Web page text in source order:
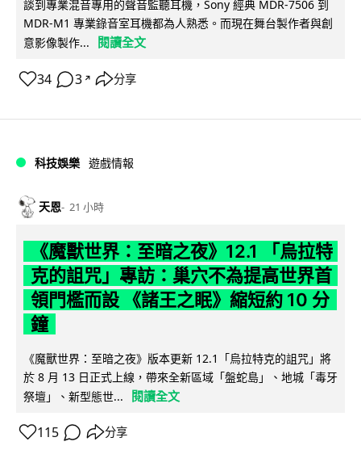
談到專業混音專用的聲音監聽耳機，Sony 經典 MDR-7506 到
MDR-M1 專業錄音室耳機都為人熟悉。而現在舞台製作者與創
意影像製作...
閱讀全文
34 3 ↗ 分享
科技娛樂 遊戲情報
天恩 21 小時
《魔獸世界：至暗之夜》12.1 「烏拉特
克的詛咒」專訪：巢穴不為提高世界首
領門檻而設 《諸王之眠》縮短約 10 分
鐘
《魔獸世界：至暗之夜》版本更新 12.1「烏拉特克的詛咒」將
於 8 月 13 日正式上線，帶來全新區域「盤蛇島」、地城「毒牙
祭壇」、新型態世...
閱讀全文
115 分享